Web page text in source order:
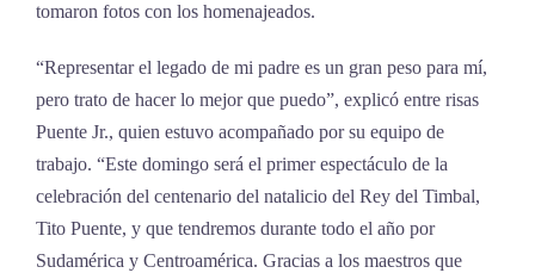
tomaron fotos con los homenajeados.
“Representar el legado de mi padre es un gran peso para mí,
pero trato de hacer lo mejor que puedo”, explicó entre risas
Puente Jr., quien estuvo acompañado por su equipo de
trabajo. “Este domingo será el primer espectáculo de la
celebración del centenario del natalicio del Rey del Timbal,
Tito Puente, y que tendremos durante todo el año por
Sudamérica y Centroamérica. Gracias a los maestros que